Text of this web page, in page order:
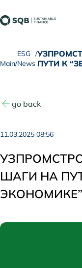
Main
ESG
News ПУТИ К
go back
11.03.2025 08:56
ШАГИ НА
ЭКОНОМИКЕ”